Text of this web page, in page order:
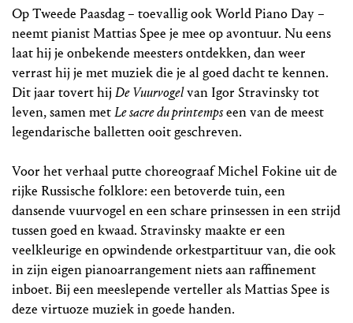
Op Tweede Paasdag – toevallig ook World Piano Day –
neemt pianist Mattias Spee je mee op avontuur. Nu eens
laat hij je onbekende meesters ontdekken, dan weer
verrast hij je met muziek die je al goed dacht te kennen.
Dit jaar tovert hij De Vuurvogelvan Igor Stravinsky tot
leven, samen metLe sacre du printempseen van de meest
legendarische balletten ooit geschreven.
Voor het verhaal putte choreograaf Michel Fokine uit de
rijke Russische folklore: een betoverde tuin, een
dansende vuurvogel en een schare prinsessen in een strijd
tussen goed en kwaad. Stravinsky maakte er een
veelkleurige en opwindende orkestpartituur van, die ook
in zijn eigen pianoarrangement niets aan raffinement
inboet. Bij een meeslepende verteller als Mattias Spee is
deze virtuoze muziek in goede handen.